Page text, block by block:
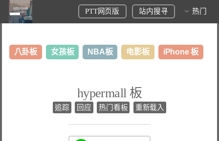
PTT网页版 站内搜寻 热门
八卦板 女孩板 NBA板 电影板 iPhone 板
hypermall 板
追踪 回应 热门看板 重新载入